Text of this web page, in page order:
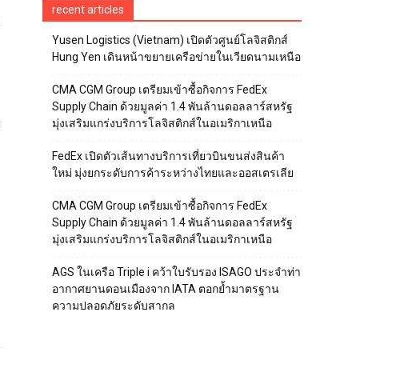
recent articles
Yusen Logistics (Vietnam) เปิดตัวศูนย์โลจิสติกส์
Hung Yen เดินหน้าขยายเครือข่ายในเวียดนามเหนือ
CMA CGM Group เตรียมเข้าซื้อกิจการ FedEx
Supply Chain ด้วยมูลค่า 1.4 พันล้านดอลลาร์สหรัฐ
มุ่งเสริมแกร่งบริการโลจิสติกส์ในอเมริกาเหนือ
FedEx เปิดตัวเส้นทางบริการเที่ยวบินขนส่งสินค้า
ใหม่ มุ่งยกระดับการค้าระหว่างไทยและออสเตรเลีย
CMA CGM Group เตรียมเข้าซื้อกิจการ FedEx
Supply Chain ด้วยมูลค่า 1.4 พันล้านดอลลาร์สหรัฐ
มุ่งเสริมแกร่งบริการโลจิสติกส์ในอเมริกาเหนือ
AGS ในเครือ Triple i คว้าใบรับรอง ISAGO ประจำท่า
อากาศยานดอนเมืองจาก IATA ตอกย้ำมาตรฐาน
ความปลอดภัยระดับสากล